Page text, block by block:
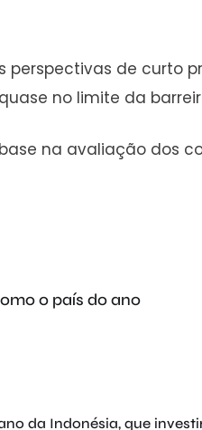
perspectivas de curto
quase no limite da
na avaliação dos
o país do ano
da Indonésia, que